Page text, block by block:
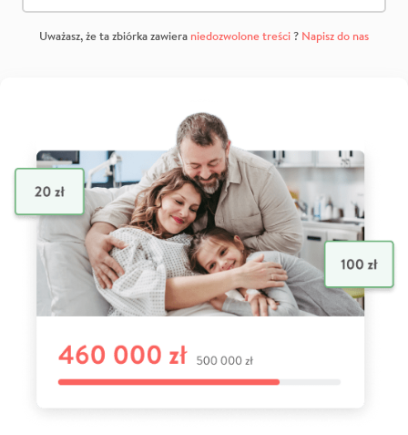
Uważasz, że ta zbiórka zawiera niedozwolone treści? Napisz do nas